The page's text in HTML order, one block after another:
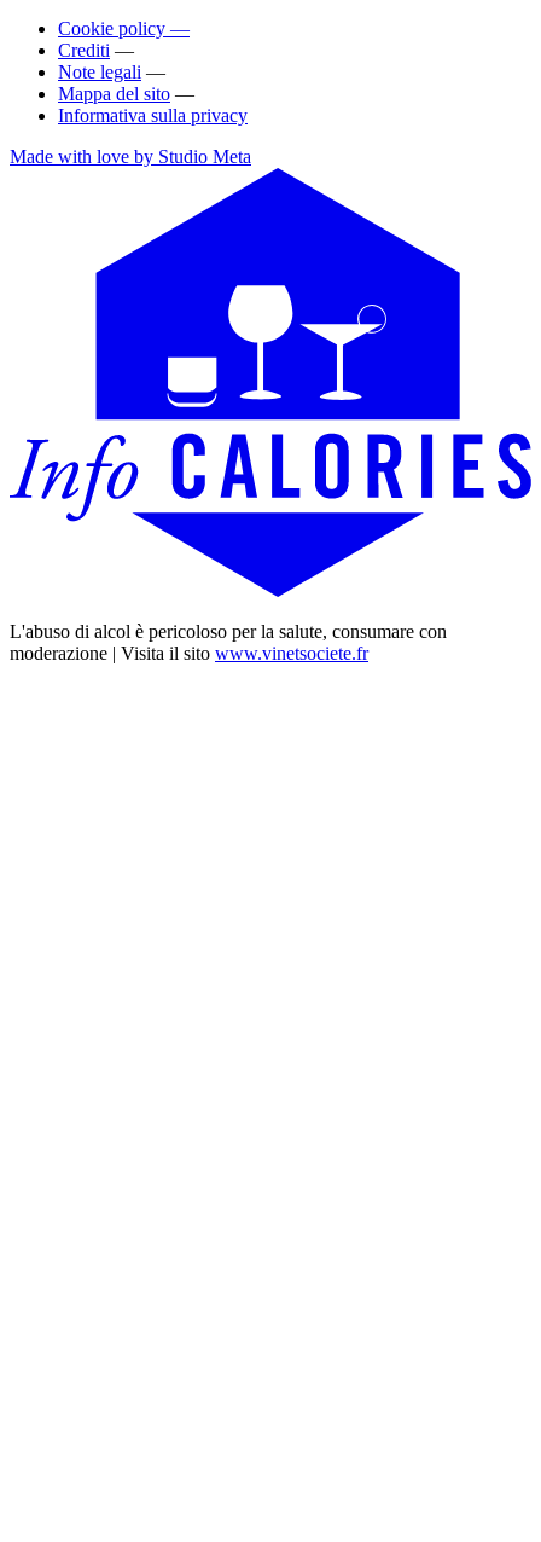
Cookie policy —
Crediti —
Note legali —
Mappa del sito —
Informativa sulla privacy
Made with love by Studio Meta
L'abuso di alcol è pericoloso per la salute, consumare con
moderazione | Visita il sito www.vinetsociete.fr